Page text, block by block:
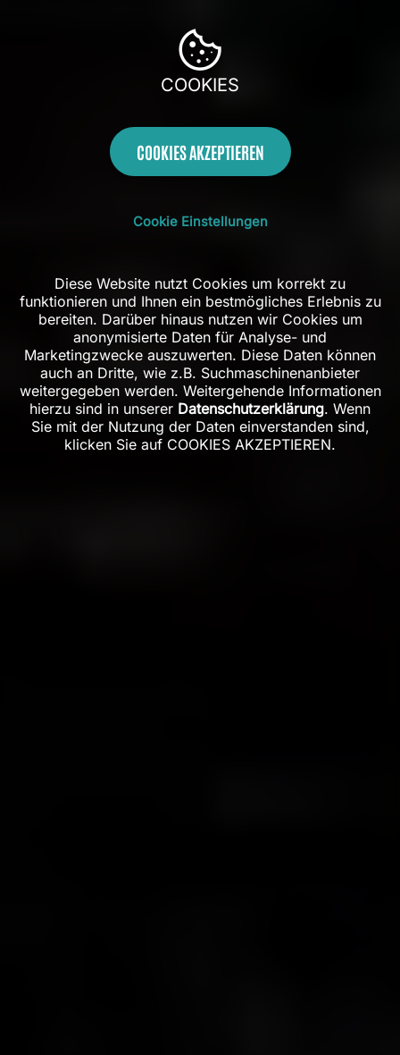
COOKIES
COOKIES AKZEPTIEREN
Cookie Einstellungen
Diese Website nutzt Cookies um korrekt zu
funktionieren und Ihnen ein bestmögliches Erlebnis zu
bereiten. Darüber hinaus nutzen wir Cookies um
anonymisierte Daten für Analyse- und
Marketingzwecke auszuwerten. Diese Daten können
auch an Dritte, wie z.B. Suchmaschinenanbieter
weitergegeben werden. Weitergehende Informationen
hierzu sind in unserer Datenschutzerklärung. Wenn
Sie mit der Nutzung der Daten einverstanden sind,
klicken Sie auf COOKIES AKZEPTIEREN.